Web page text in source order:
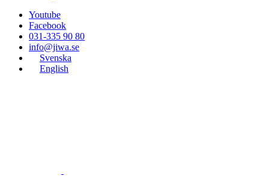
Youtube
Facebook
031-335 90 80
info@jiwa.se
Svenska
English